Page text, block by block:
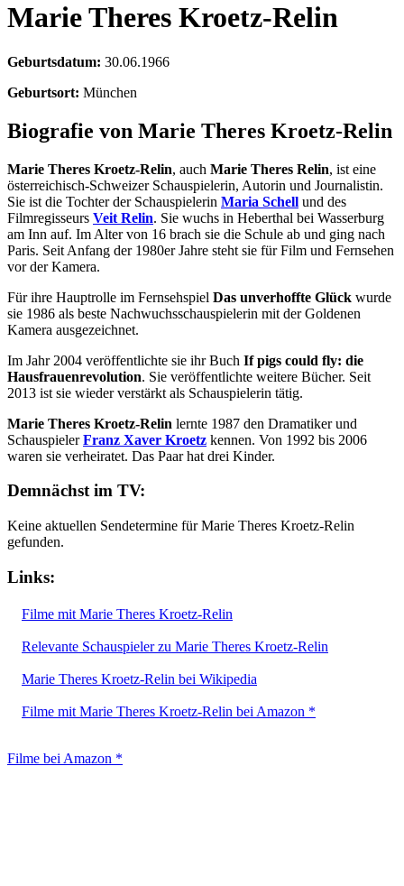
Marie Theres Kroetz-Relin
Geburtsdatum: 30.06.1966
Geburtsort: München
Biografie von Marie Theres Kroetz-Relin
Marie Theres Kroetz-Relin, auch Marie Theres Relin, ist eine
österreichisch-Schweizer Schauspielerin, Autorin und Journalistin.
Sie ist die Tochter der Schauspielerin Maria Schell und des
Filmregisseurs Veit Relin. Sie wuchs in Heberthal bei Wasserburg
am Inn auf. Im Alter von 16 brach sie die Schule ab und ging nach
Paris. Seit Anfang der 1980er Jahre steht sie für Film und Fernsehen
vor der Kamera.
Für ihre Hauptrolle im Fernsehspiel Das unverhoffte Glück wurde
sie 1986 als beste Nachwuchsschauspielerin mit der Goldenen
Kamera ausgezeichnet.
Im Jahr 2004 veröffentlichte sie ihr Buch If pigs could fly: die
Hausfrauenrevolution. Sie veröffentlichte weitere Bücher. Seit
2013 ist sie wieder verstärkt als Schauspielerin tätig.
Marie Theres Kroetz-Relin lernte 1987 den Dramatiker und
SchauspielerFranz Xaver Kroetz kennen. Von 1992 bis 2006
waren sie verheiratet. Das Paar hat drei Kinder.
Demnächst im TV:
Keine aktuellen Sendetermine für Marie Theres Kroetz-Relin
gefunden.
Links:
Filme mit Marie Theres Kroetz-Relin
Relevante Schauspieler zu Marie Theres Kroetz-Relin
Marie Theres Kroetz-Relin bei Wikipedia
Filme mit Marie Theres Kroetz-Relin bei Amazon *
Filme bei Amazon *